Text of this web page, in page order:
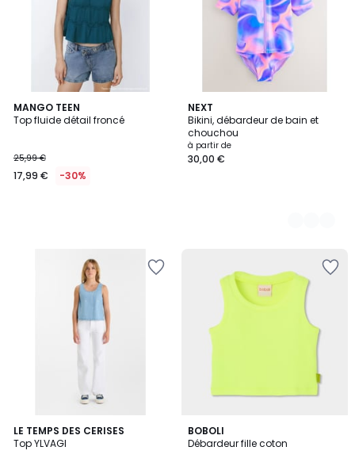
MANGO TEEN
Top fluide détail froncé
25,99 €
17,99 € -30%
NEXT
Bikini, débardeur de bain et
chouchou
à partir de
30,00 €
2
Couleurs
LE TEMPS DES CERISES
Top YLVAGI
BOBOLI
Débardeur fille coton